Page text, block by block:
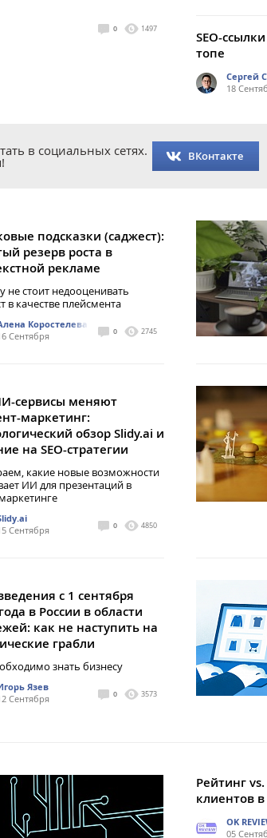
0 1497
SEO-
топе
Сергей
18
в социальных сетях. ВКонтакте
подсказки (саджест):
резерв роста в
рекламе
не стоит недооценивать
в качестве плейсмента
Коростелева
Сентября
0 2745
сервисы меняют
маркетинг:
обзор Slidy.ai и
на SEO-стратегии
какие новые возможности
ИИ для презентаций в
Сентября
0 4850
с 1 сентября
в России в области
как не наступить на
грабли
знать бизнесу
Язев
Сентября
0 3573
Рейтинг
клиентов
OK
05